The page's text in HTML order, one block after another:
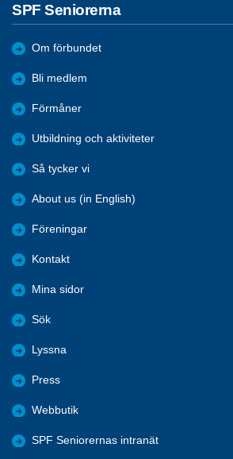
SPF Seniorerna
Om förbundet
Bli medlem
Förmåner
Utbildning och aktiviteter
Så tycker vi
About us (in English)
Föreningar
Kontakt
Mina sidor
Sök
Lyssna
Press
Webbutik
SPF Seniorernas intranät